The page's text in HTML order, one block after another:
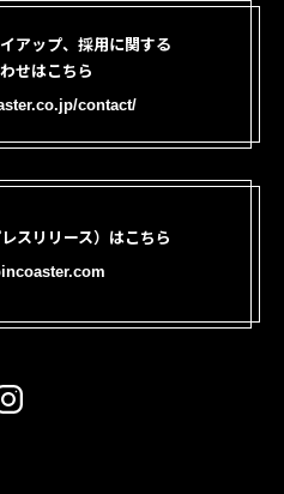
アップ、採用に関する
せはこちら
contact/
スリリース）はこちら